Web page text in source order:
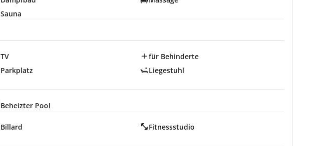
Sauna
TV
für Behinderte
Parkplatz
Liegestuhl
Beheizter Pool
Billard
Fitnessstudio